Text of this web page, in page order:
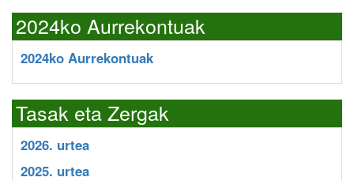
2024ko Aurrekontuak
2024ko Aurrekontuak
Tasak eta Zergak
2026. urtea
2025. urtea